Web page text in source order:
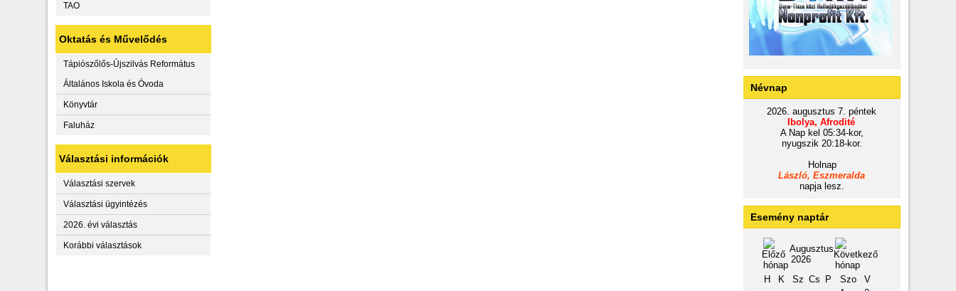
TAO
Oktatás és Művelődés
Tápiószőlős-Újszilvás Református
Általános Iskola és Óvoda
Könyvtár
Faluház
Választási információk
Választási szervek
Választási ügyintézés
2026. évi választás
Korábbi választások
Névnap
2026. augusztus 7. péntek
Ibolya, Afrodité
A Nap kel 05:34-kor,
nyugszik 20:18-kor.
Holnap
László, Eszmeralda
napja lesz.
Esemény naptár
Augusztus
2026
H
K Sz Cs P Szo
V